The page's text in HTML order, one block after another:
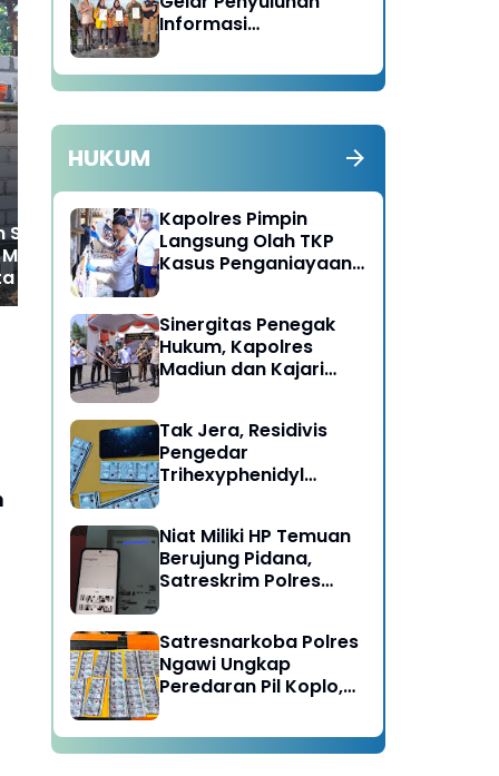
Sistem 'Jagul'
Direhab
TNI Bersama
Bupati Aceh Barat
Bersama Kadis Pertanian
Salurkan Bantuan Mesin
Pompa Air Bagi Petani di
Dua Desa Kecamatan
Samatiga
Informasi
Fasilitas NIB SERGAPP
HUKUM
Kapolres Pimpin
Langsung Olah TKP
Kasus Penganiayaan
Ngawi
Sinergitas Penegak
Hukum, Kapolres
Madiun dan Kajari
Umum
Tak Jera, Residivis
Pengedar
Trihexyphenidyl
Ngawi
Niat Miliki HP Temuan
Berujung Pidana,
Satreskrim Polres
Satresnarkoba Polres
Ngawi Ungkap
Peredaran Pil Koplo,
Diamankan